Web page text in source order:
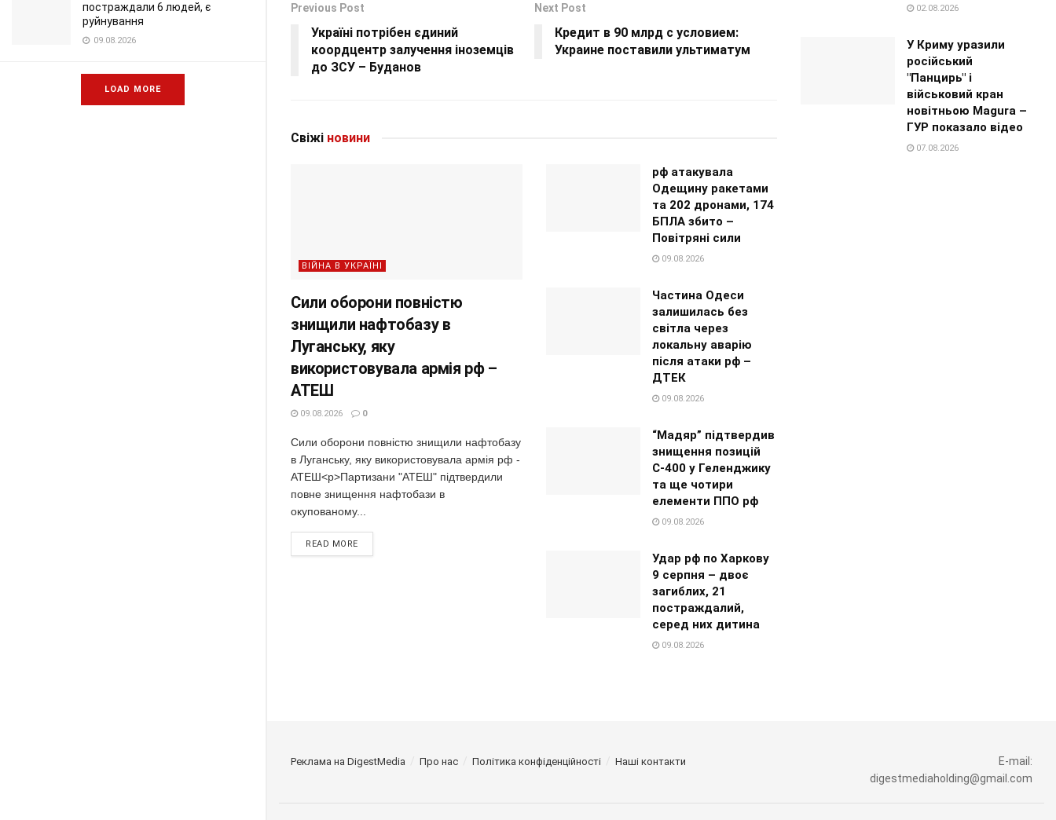
постраждали 6 людей, є
руйнування
09.08.2026
LOAD MORE
Previous Post
Україні потрібен єдиний
коордцентр залучення іноземців
до ЗСУ – Буданов
Next Post
Кредит в 90 млрд с условием:
Украине поставили ультиматум
Свіжі новини
ВІЙНА В УКРАЇНІ
Сили оборони повністю
знищили нафтобазу в
Луганську, яку
використовувала армія рф –
АТЕШ
09.08.2026 0
Сили оборони повністю знищили нафтобазу
в Луганську, яку використовувала армія рф -
АТЕШ<p>Партизани "АТЕШ" підтвердили
повне знищення нафтобази в
окупованому...
READ MORE
рф атакувала
Одещину ракетами
та 202 дронами, 174
БПЛА збито –
Повітряні сили
09.08.2026
Частина Одеси
залишилась без
світла через
локальну аварію
після атаки рф –
ДТЕК
09.08.2026
“Мадяр” підтвердив
знищення позицій
С-400 у Геленджику
та ще чотири
елементи ППО рф
09.08.2026
Удар рф по Харкову
9 серпня – двоє
загиблих, 21
постраждалий,
серед них дитина
09.08.2026
02.08.2026
У Криму уразили
російський
"Панцирь" і
військовий кран
новітньою Magura –
ГУР показало відео
07.08.2026
Реклама на DigestMedia Про нас Політика конфіденційності Наші контакти
E-mail:
digestmediaholding@gmail.com